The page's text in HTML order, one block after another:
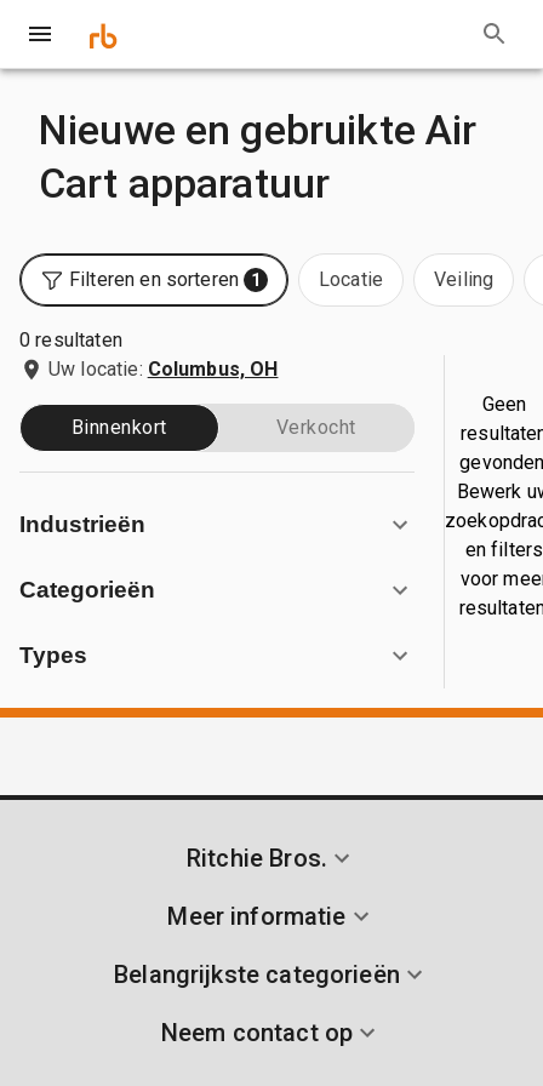
Nieuwe en gebruikte Air
Cart apparatuur
Filteren en sorteren 1 Locatie Veiling
0 resultaten
Uw locatie: Columbus, OH
Binnenkort Verkocht
Industrieën
Categorieën
Types
Geen
Bewerk
en filters
voor
Ritchie Bros.
Meer informatie
Belangrijkste categorieën
Neem contact op